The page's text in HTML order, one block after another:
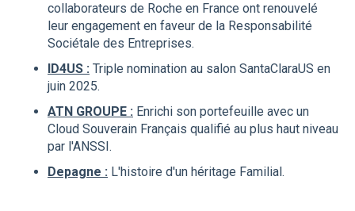
collaborateurs de Roche en France ont renouvelé
leur engagement en faveur de la Responsabilité
Sociétale des Entreprises.
ID4US : Triple nomination au salon SantaClaraUS en
juin 2025.
ATN GROUPE : Enrichi son portefeuille avec un
Cloud Souverain Français qualifié au plus haut niveau
par l'ANSSI.
Depagne : L'histoire d'un héritage Familial.